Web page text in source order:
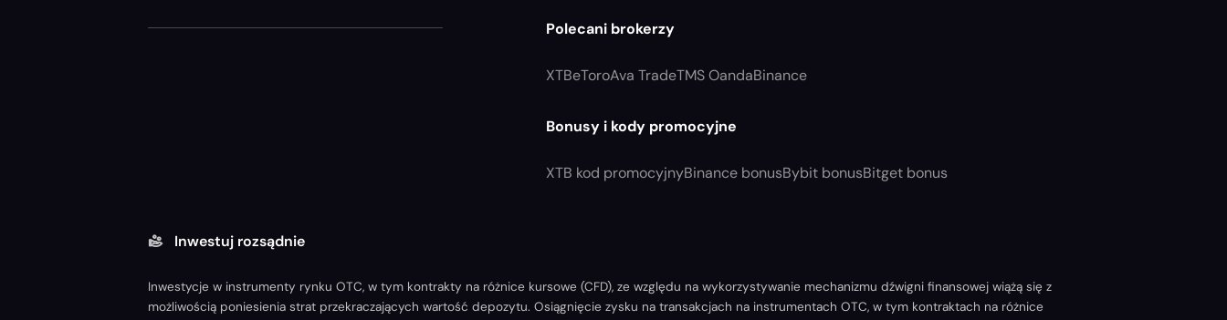
Polecani brokerzy
XTBeToroAva TradeTMS OandaBinance
Bonusy i kody promocyjne
XTB kod promocyjnyBinance bonusBybit bonusBitget bonus
Inwestuj rozsądnie
Inwestycje w instrumenty rynku OTC, w tym kontrakty na różnice kursowe (CFD), ze względu na wykorzystywanie mechanizmu dźwigni finansowej wiążą się z
możliwością poniesienia strat przekraczających wartość depozytu. Osiągnięcie zysku na transakcjach na instrumentach OTC, w tym kontraktach na różnice